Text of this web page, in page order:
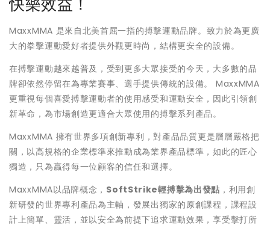
快樂效益！
MaxxMMA 是來自北美首屈一指的搏擊運動品牌。致力於為更廣
大的拳擊運動愛好者提供外觀更時尚，結構更安全的設備。
在搏擊運動越來越普及，受到更多大眾接受的今天，大多數的品
牌卻依然停留在為專業賽事、選手提供傳統的設備。 MaxxMMA
更重視每個喜愛搏擊運動者的使用感受和運動安全，因此引領創
新革命，為市場創造更適合大眾使用的搏擊系列產品。
MaxxMMA 擁有世界多項創新專利，對產品品質更是層層嚴格把
關，以高規格的企業標準來推動成為業界產品標準，如此的匠心
獨造，只為贏得每一位顧客的信任和選擇。
MaxxMMA以品牌概念， SoftStrike輕搏擊為出發點 ，利用創
新研發的世界專利產品為主軸，發展出獨家的原創課程，課程設
計上簡單、靈活，並以安全為前提下追求運動效果，享受擊打所